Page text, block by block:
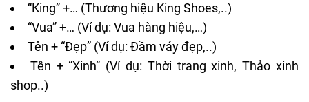
“King” +… (Thương hiệu King Shoes,..)
“Vua” +… (Ví dụ: Vua hàng hiệu,…)
Tên + “Đẹp” (Ví dụ: Đầm váy đẹp,..)
Tên + “Xinh” (Ví dụ: Thời trang xinh, Thảo xinh
shop..)